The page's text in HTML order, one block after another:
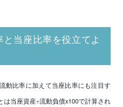
当座比率を役立てよ
動比率に加えて当座比率にも注目す
は当座資産÷流動負債x100で計算され